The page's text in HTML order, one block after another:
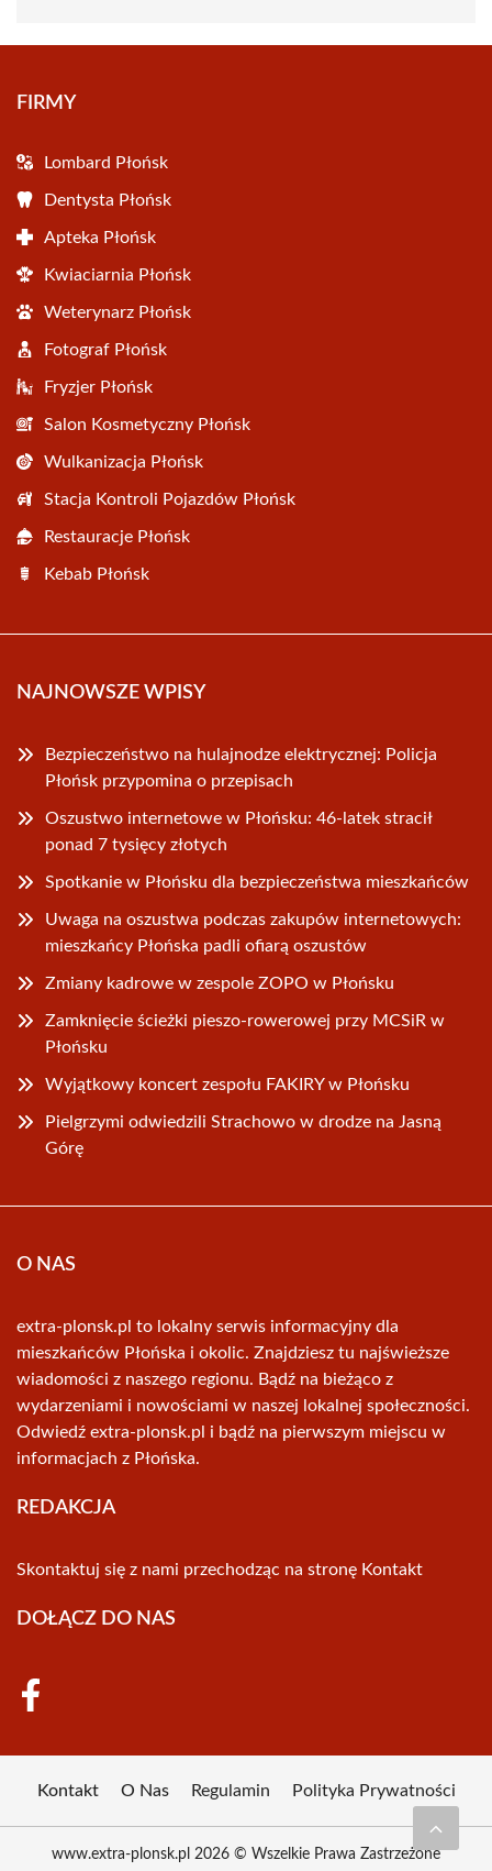
FIRMY
Lombard Płońsk
Dentysta Płońsk
Apteka Płońsk
Kwiaciarnia Płońsk
Weterynarz Płońsk
Fotograf Płońsk
Fryzjer Płońsk
Salon Kosmetyczny Płońsk
Wulkanizacja Płońsk
Stacja Kontroli Pojazdów Płońsk
Restauracje Płońsk
Kebab Płońsk
NAJNOWSZE WPISY
Bezpieczeństwo na hulajnodze elektrycznej: Policja
Płońsk przypomina o przepisach
Oszustwo internetowe w Płońsku: 46-latek stracił
ponad 7 tysięcy złotych
Spotkanie w Płońsku dla bezpieczeństwa mieszkańców
Uwaga na oszustwa podczas zakupów internetowych:
mieszkańcy Płońska padli ofiarą oszustów
Zmiany kadrowe w zespole ZOPO w Płońsku
Zamknięcie ścieżki pieszo-rowerowej przy MCSiR w
Płońsku
Wyjątkowy koncert zespołu FAKIRY w Płońsku
Pielgrzymi odwiedzili Strachowo w drodze na Jasną
Górę
O NAS
extra-plonsk.pl to lokalny serwis informacyjny dla
mieszkańców Płońska i okolic. Znajdziesz tu najświeższe
wiadomości z naszego regionu. Bądź na bieżąco z
wydarzeniami i nowościami w naszej lokalnej społeczności.
Odwiedź extra-plonsk.pl i bądź na pierwszym miejscu w
informacjach z Płońska.
REDAKCJA
Skontaktuj się z nami przechodząc na stronę Kontakt
DOŁĄCZ DO NAS
Kontakt O Nas Regulamin Polityka Prywatności
www.extra-plonsk.pl 2026 © Wszelkie Prawa Zastrzeżone